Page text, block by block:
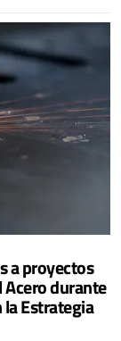
a proyectos
durante
Estrategia